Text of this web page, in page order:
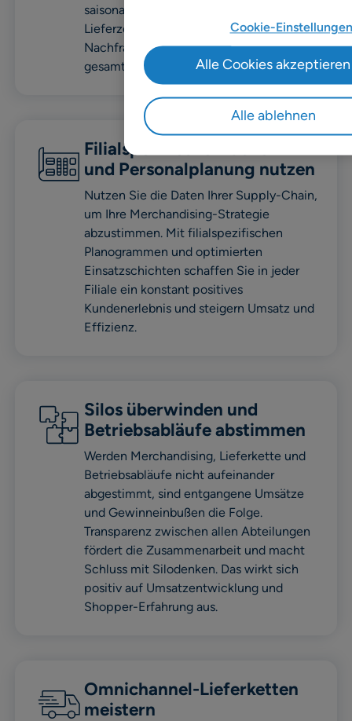
saisonale Produkte mit langen
Lieferzeiten und schwankender
Nachfrage. Diese Faktoren machen Ihre
gesamte Lieferkette äußerst komplex.
Filialspezifische Flächen-
und Personalplanung nutzen
Nutzen Sie die Daten Ihrer Supply-Chain,
um Ihre Merchandising-Strategie
abzustimmen. Mit filialspezifischen
Planogrammen und optimierten
Einsatzschichten schaffen Sie in jeder
Filiale ein konstant positives
Kundenerlebnis und steigern Umsatz und
Effizienz.
Silos überwinden und
Betriebsabläufe abstimmen
Werden Merchandising, Lieferkette und
Betriebsabläufe nicht aufeinander
abgestimmt, sind entgangene Umsätze
und Gewinneinbußen die Folge.
Transparenz zwischen allen Abteilungen
fördert die Zusammenarbeit und macht
Schluss mit Silodenken. Das wirkt sich
positiv auf Umsatzentwicklung und
Shopper-Erfahrung aus.
Omnichannel-Lieferketten
meistern
Cookie-Einstellungen
Alle ablehnen
Alle Cookies akzeptieren